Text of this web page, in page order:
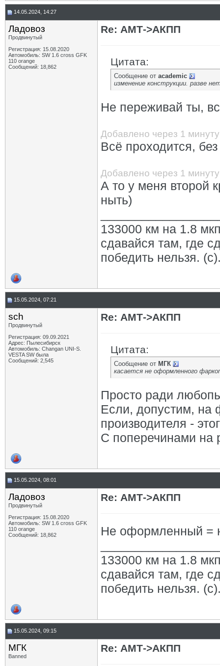
14.05.2024, 14:27
Ладовоз
Продвинутый
Регистрация: 15.08.2020
Автомобиль: SW 1.6 cross GFK
110 orange
Сообщений: 18,862
Re: АМТ->АКПП
Цитата:
Сообщение от academic
изменение конструкции. разве
Не переживай ты,
Добавлено через 1 минуту
Всё проходится,
Добавлено через 1 минуту
А то у меня второй
ныть)
133000 км на 1.8
сдавайся там, где
победить нельзя.
15.05.2024, 07:21
sch
Продвинутый
Регистрация: 09.09.2021
Адрес: Пылесибирск
Автомобиль: Changan UNI-S.
VESTA SW была
Сообщений: 2,545
Re: АМТ->АКПП
Цитата:
Сообщение от МГК
касается не оформленного
Просто ради
Если, допустим, на
производителя -
С поперечинами на
15.05.2024, 08:01
Ладовоз
Продвинутый
Регистрация: 15.08.2020
Автомобиль: SW 1.6 cross GFK
110 orange
Сообщений: 18,862
Re: АМТ->АКПП
Не оформленный =
133000 км на 1.8
сдавайся там, где
победить нельзя.
15.05.2024, 09:15
МГК
Banned
Re: АМТ->АКПП